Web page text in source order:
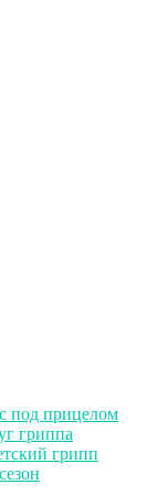
под прицелом
гриппа
грипп